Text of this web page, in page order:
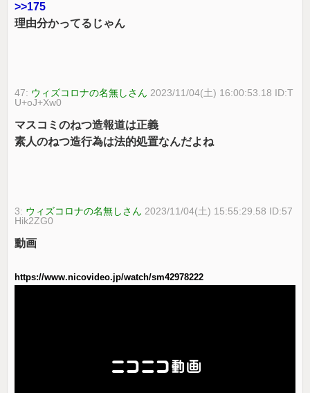
>>175
理由分かってるじゃん
47: ウィズコロナの名無しさん 2023/11/04(土) 16:00:53.18 ID:T
U+oJ+Xw0
マスコミのねつ造報道は正義
素人のねつ造行為は法的処置なんだよね
3: ウィズコロナの名無しさん 2023/11/04(土) 15:55:29.58 ID:57
Hik2ZG0
動画
https://www.nicovideo.jp/watch/sm42978222